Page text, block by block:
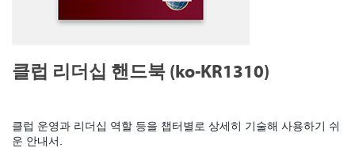
클럽 리더십 핸드북 (ko-KR1310)
클럽 운영과 리더십 역할 등을 챕터별로 상세히 기술해 사용하기 쉬
운 안내서.